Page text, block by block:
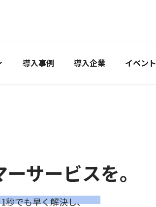
導入事例 導入企業 イベント
サービスを。
秒でも早く解決し、